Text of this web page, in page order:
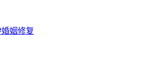
婚姻修复